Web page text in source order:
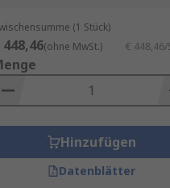
(1 Stück)
448,46(ohne MwSt.) € 448,46/
Hinzufügen
Datenblätter